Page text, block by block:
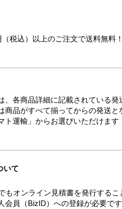
税込）以上のご注文で送料無料！
各商品詳細に記載されている発
品がすべて揃ってからの発送と
運輸」からお選びいただけます
いて
オンライン見積書を発行するこ
員（BizID）への登録が必要です